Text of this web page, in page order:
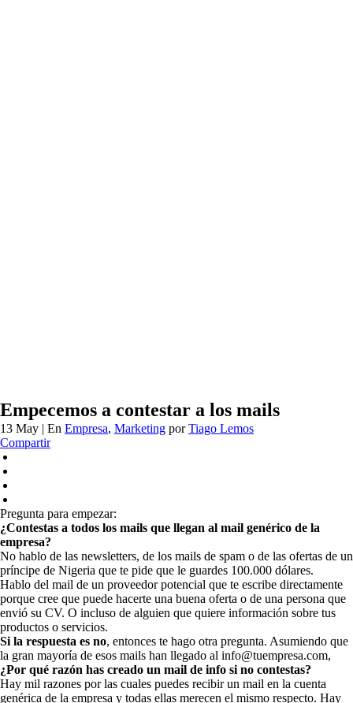
Empecemos a contestar a los mails
13 May | En Empresa, Marketing porTiago Lemos
Compartir
Pregunta para empezar:
¿Contestas a todos los mails que llegan al mail genérico de la
empresa?
No hablo de las newsletters, de los mails de spam o de las ofertas de un
príncipe de Nigeria que te pide que le guardes 100.000 dólares.
Hablo del mail de un proveedor potencial que te escribe directamente
porque cree que puede hacerte una buena oferta o de una persona que
envió su CV. O incluso de alguien que quiere información sobre tus
productos o servicios.
Si la respuesta es no, entonces te hago otra pregunta. Asumiendo que
la gran mayoría de esos mails han llegado al info@tuempresa.com,
¿Por qué razón has creado un mail de info si no contestas?
Hay mil razones por las cuales puedes recibir un mail en la cuenta
genérica de la empresa y todas ellas merecen el mismo respecto. Hay